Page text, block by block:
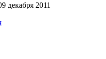
декабря 2011